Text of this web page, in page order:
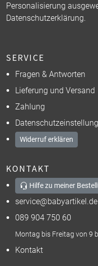
Personalisierung
Datenschutzerklärung.
SERVICE
Fragen & Antworten
Lieferung und Versand
Zahlung
Widerruf erklären
KONTAKT
Hilfe zu meiner
service@babyartikel.de
089 904 750 60
Montag bis Freitag von 9
Kontakt